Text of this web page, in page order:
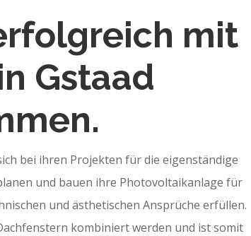
mit
Gstaad
bei ihren Projekten für die eigenständige
und bauen ihre Photovoltaikanlage für
und ästhetischen Ansprüche erfüllen.
kombiniert werden und ist somit